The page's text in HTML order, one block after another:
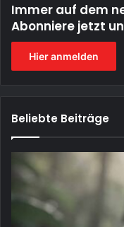
Immer auf dem
Abonniere jetzt
Hier anmelden
Beliebte Beiträge